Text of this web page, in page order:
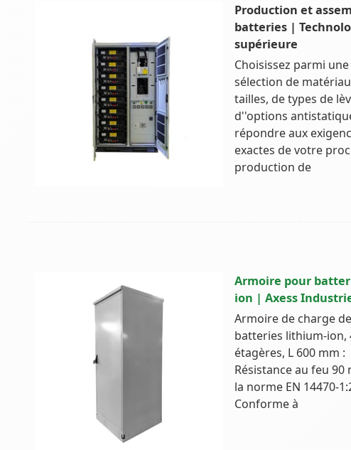
Production et
batteries |
supérieure
Choisissez parmi
sélection de
tailles, de types de
d''options
répondre aux
exactes de votre
production de
Armoire pour
ion | Axess
Armoire de charge de
batteries lithium-ion,
étagères, L 600 mm :
Résistance au feu 90
la norme EN 14470-
Conforme à